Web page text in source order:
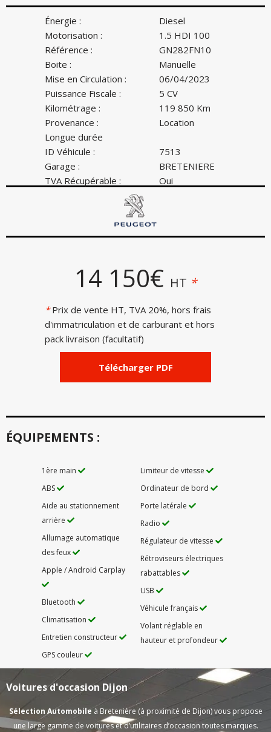
Énergie :
Diesel
Motorisation :
1.5 HDI 100
Référence :
GN282FN10
Boite :
Manuelle
Mise en Circulation :
06/04/2023
Puissance Fiscale :
5 CV
Kilométrage :
119 850 Km
Provenance :
Location
Longue durée
ID Véhicule :
7513
Garage :
BRETENIERE
TVA Récupérable :
Oui
14 150€ HT *
*Prix de vente HT, TVA 20%, hors frais
d'immatriculation et de carburant et hors
pack livraison (facultatif)
Télécharger PDF
ÉQUIPEMENTS :
1ère main
ABS
Aide au stationnement
arrière
Allumage automatique
des feux
Apple / Android Carplay
Bluetooth
Climatisation
Entretien constructeur
GPS couleur
Limiteur de vitesse
Ordinateur de bord
Porte latérale
Radio
Régulateur de vitesse
Rétroviseurs électriques
rabattables
USB
Véhicule français
Volant réglable en
hauteur et profondeur
Voitures d'occasion Dijon
Sélection Automobile à Bretenière (à proximité de Dijon) vous propose
une large gamme de voitures et d’utilitaires d’occasion toutes marques.